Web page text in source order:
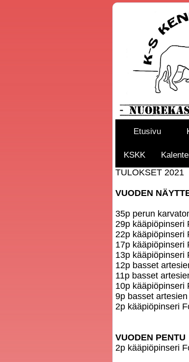
Etusivu
KSKK
TULOKSET 2021
VUODEN
35p perun
29p kääpiöpinseri
22p kääpiöpinseri
17p kääpiöpinseri
13p kääpiöpinseri
12p basset
11p basset
10p kääpiöpinseri
9p basset
2p kääpiöpinseri
VUODEN PENTU
2p kääpiöpinseri